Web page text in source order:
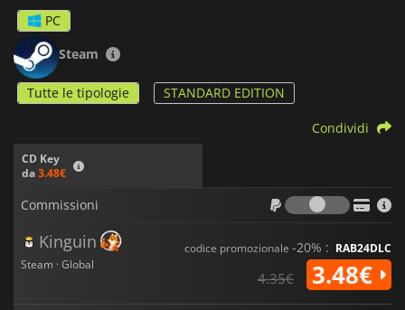
PC
Steam
Tutte le tipologie STANDARD EDITION
CD Key
da3.48€
Condividi
Commissioni
Kinguin
Steam · Global
codice promozionale -20% : RAB24DLC
4.35€ 3.48€